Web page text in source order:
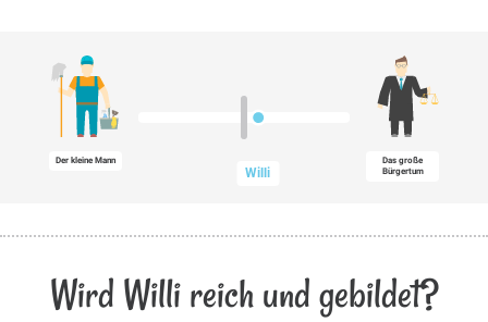
Der kleine Mann
Willi
Das große
Bürgertum
Wird Willi reich und gebildet?